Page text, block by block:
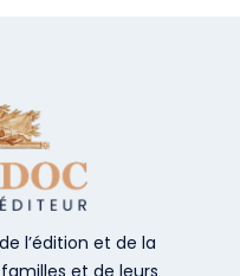
l’édition et de la